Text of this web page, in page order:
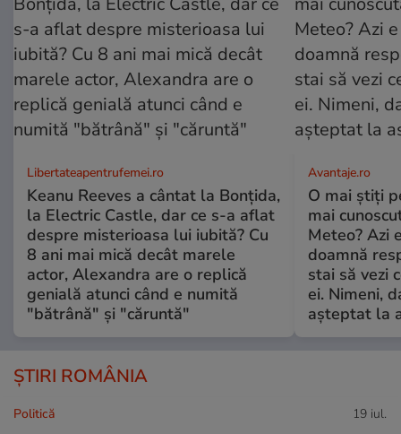
Libertateapentrufemei.ro
Keanu Reeves a cântat la Bonțida,
la Electric Castle, dar ce s-a aflat
despre misterioasa lui iubită? Cu
8 ani mai mică decât marele
actor, Alexandra are o replică
genială atunci când e numită
"bătrână" și "căruntă"
Avantaje.ro
O mai știți
mai
Meteo? Azi
doamnă
stai să vezi
ei. Nimeni,
așteptat la
ȘTIRI ROMÂNIA
Politică 19 iul.